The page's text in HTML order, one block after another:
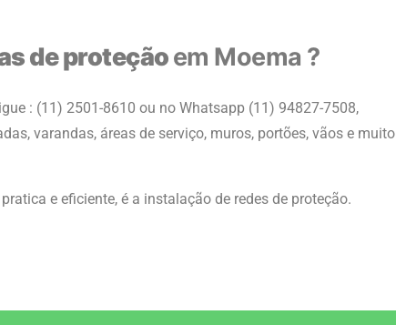
de proteçãoem Moema ?
: (11) 2501-8610 ou no Whatsapp (11) 94827-7508,
varandas, áreas de serviço, muros, portões, vãos e muito
e eficiente, é a instalação de redes de proteção.